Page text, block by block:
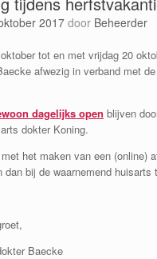
2017 door Beheerder
tot en met vrijdag 20
afwezig in verband met de
dagelijks open blijven
dokter Koning.
het maken van een (online)
dan bij de waarnemend huisarts
Baecke